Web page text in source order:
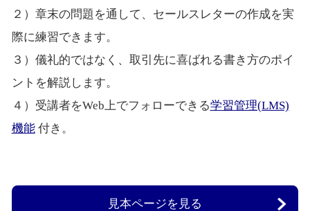
２）章末の問題を通して、セールスレターの作成を実
際に練習できます。
３）儀礼的ではなく、取引先に喜ばれる書き方のポイ
ントを解説します。
４）受講者をWeb上でフォローできる学習管理(LMS)
機能付き。
見本ページを見る